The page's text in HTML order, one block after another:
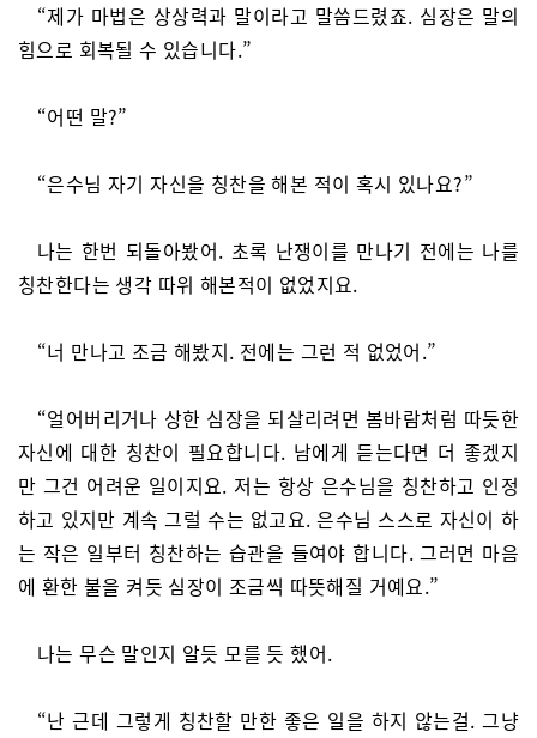
“제가 마법은 상상력과 말이라고 말씀드렸죠. 심장은 말의
힘으로 회복될 수 있습니다.”
“어떤 말?”
“은수님 자기 자신을 칭찬을 해본 적이 혹시 있나요?”
나는 한번 되돌아봤어. 초록 난쟁이를 만나기 전에는 나를
칭찬한다는 생각 따위 해본적이 없었지요.
“너 만나고 조금 해봤지. 전에는 그런 적 없었어.”
“얼어버리거나 상한 심장을 되살리려면 봄바람처럼 따듯한
자신에 대한 칭찬이 필요합니다. 남에게 듣는다면 더 좋겠지
만 그건 어려운 일이지요. 저는 항상 은수님을 칭찬하고 인정
하고 있지만 계속 그럴 수는 없고요. 은수님 스스로 자신이 하
는 작은 일부터 칭찬하는 습관을 들여야 합니다. 그러면 마음
에 환한 불을 켜듯 심장이 조금씩 따뜻해질 거예요.”
나는 무슨 말인지 알듯 모를 듯 했어.
“난 근데 그렇게 칭찬할 만한 좋은 일을 하지 않는걸. 그냥